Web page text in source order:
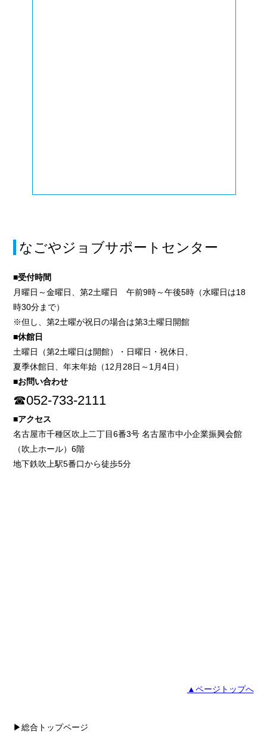
なごやジョブサポートセンター
■受付時間
月曜日～金曜日、第2土曜日 午前9時～午後5時（水曜日は18
時30分まで）
※但し、第2土曜が祝日の場合は第3土曜日開館
■休館日
土曜日（第2土曜日は開館）・日曜日・祝休日、
夏季休館日、年末年始（12月28日～1月4日）
■お問い合わせ
☎052-733-2111
■アクセス
名古屋市千種区吹上二丁目6番3号 名古屋市中小企業振興会館
（吹上ホール）6階
地下鉄吹上駅5番口から徒歩5分
▲ページトップへ
▶総合トップページ